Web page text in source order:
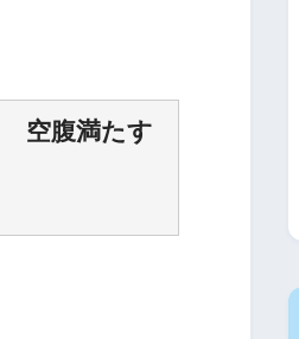
空腹満たす